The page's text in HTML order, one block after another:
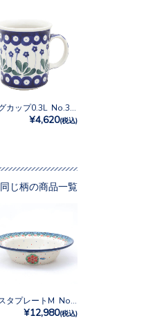
¥4,620(税込)
同じ柄の商品一覧
¥12,980(税込)